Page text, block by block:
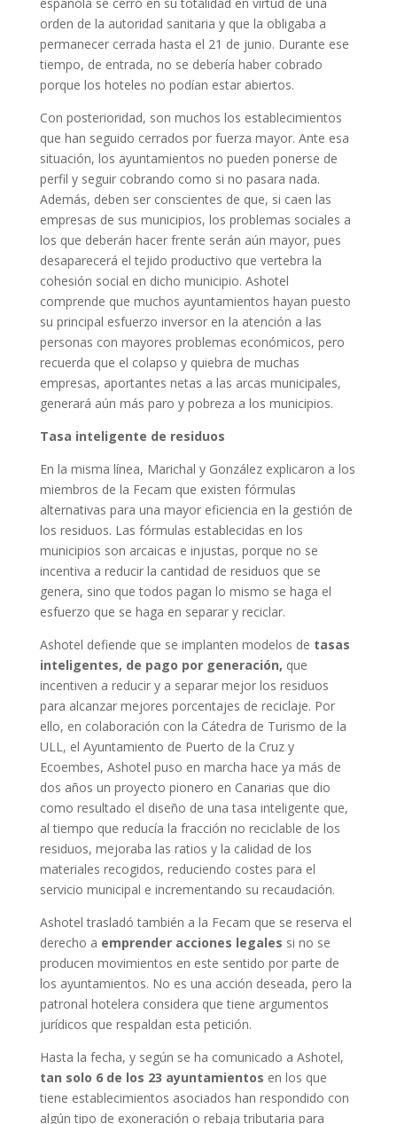
orden de la autoridad sanitaria y que la obligaba a
permanecer cerrada hasta el 21 de junio. Durante ese
tiempo, de entrada, no se debería haber cobrado
porque los hoteles no podían estar abiertos.
Con posterioridad, son muchos los establecimientos
que han seguido cerrados por fuerza mayor. Ante esa
situación, los ayuntamientos no pueden ponerse de
perfil y seguir cobrando como si no pasara nada.
Además, deben ser conscientes de que, si caen las
empresas de sus municipios, los problemas sociales a
los que deberán hacer frente serán aún mayor, pues
desaparecerá el tejido productivo que vertebra la
cohesión social en dicho municipio. Ashotel
comprende que muchos ayuntamientos hayan puesto
su principal esfuerzo inversor en la atención a las
personas con mayores problemas económicos, pero
recuerda que el colapso y quiebra de muchas
empresas, aportantes netas a las arcas municipales,
generará aún más paro y pobreza a los municipios.
Tasa inteligente de residuos
En la misma línea, Marichal y González explicaron a los
miembros de la Fecam que existen fórmulas
alternativas para una mayor eficiencia en la gestión de
los residuos. Las fórmulas establecidas en los
municipios son arcaicas e injustas, porque no se
incentiva a reducir la cantidad de residuos que se
genera, sino que todos pagan lo mismo se haga el
esfuerzo que se haga en separar y reciclar.
Ashotel defiende que se implanten modelos de tasas
inteligentes, de pago por generación, que
incentiven a reducir y a separar mejor los residuos
para alcanzar mejores porcentajes de reciclaje. Por
ello, en colaboración con la Cátedra de Turismo de la
ULL, el Ayuntamiento de Puerto de la Cruz y
Ecoembes, Ashotel puso en marcha hace ya más de
dos años un proyecto pionero en Canarias que dio
como resultado el diseño de una tasa inteligente que,
al tiempo que reducía la fracción no reciclable de los
residuos, mejoraba las ratios y la calidad de los
materiales recogidos, reduciendo costes para el
servicio municipal e incrementando su recaudación.
Ashotel trasladó también a la Fecam que se reserva el
derecho a emprender acciones legales si no se
producen movimientos en este sentido por parte de
los ayuntamientos. No es una acción deseada, pero la
patronal hotelera considera que tiene argumentos
jurídicos que respaldan esta petición.
Hasta la fecha, y según se ha comunicado a Ashotel,
tan solo 6 de los 23 ayuntamientos en los que
tiene establecimientos asociados han respondido con
algún tipo de exoneración o rebaja tributaria para